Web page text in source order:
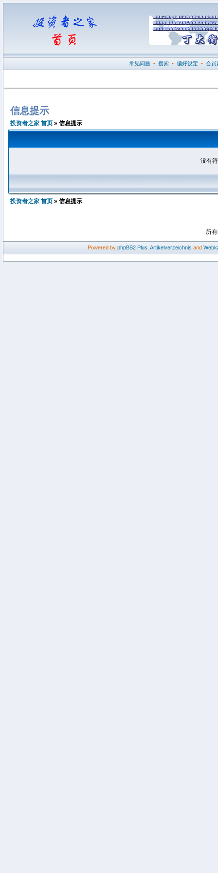
常见问题 • 搜索 • 偏好设定 • 会员
信息提示
投资者之家 首页 » 信息提示
没有
投资者之家 首页 » 信息提示
所
Powered by phpBB2 Plus Artikelverzeichnis and